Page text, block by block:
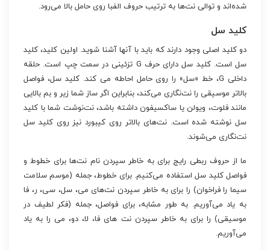
شده‌اند و توالی نت‌ها به ترتیب حروف الفبا روی حامل بالا می‌رود.
کلید سل
دو کلید اصلی وجود دارند که باید با آنها آشنا شوید. اولین کلید، کلید
سل است. کلید سل دارای حرف G تزئینی در سمت چپ است. حلقه
داخلی G، خط «سل» را روی حامل احاطه می کند. کلید سل، فواصل
بالاتر موسیقی را نت‌نگاری می‌کند، بنابراین اگر ساز شما زیر و بم بالایی
مانند فلوت، ویولن یا ساکسیفون داشته باشد، نت‌نوشت شما با کلید
سل نوشته شده است. نت‌های بالاتر روی کیبورد نیز روی کلید سل
نت‌نگاری می‌شوند.
ما از حروف ربطی رایج برای به خاطر سپردن نام نت‌ها برای خطوط و
فواصل کلید سل استفاده می‌کنیم. برای خطوط، جمله (موسم سلامت
سیما را فراخوان) را برای به خاطر سپردن نت‌های می، سل، سی، ر، فا
به یاد می‌آوریم. به طور مشابه، برای فواصل، جمله (فکر لطیف در
موسیقی) را برای به خاطر سپردن نت های فا، لا، دو، می را به یاد
می‌آوریم.